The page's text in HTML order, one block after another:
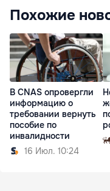
Похожие
В CNAS опровергли
информацию о
требовании вернуть
пособие по
инвалидности
16 Июл. 10:24